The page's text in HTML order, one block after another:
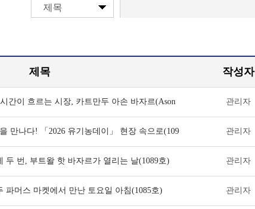
제목
제목 작성자
간이 흐르는 시장, 카트만두 아손 바자르(Ason 관리자
만나다! 「2026 유기농데이」 현장 속으로(109 관리자
두 번, 부트왈 핫 바자르가 열리는 날(1089호) 관리자
파머스 마켓에서 만난 토요일 아침(1085호) 관리자